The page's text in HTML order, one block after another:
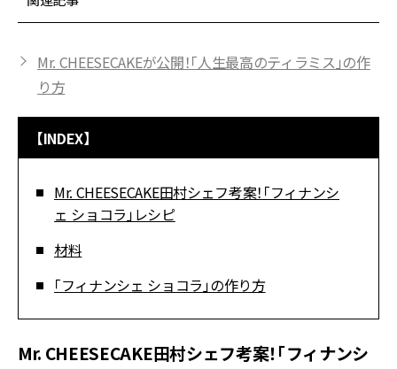
Mr. CHEESECAKEが公開！「人生最高のティラミス」の作
り方
【INDEX】
Mr. CHEESECAKE田村シェフ考案！「フィナンシ
ェ ショコラ」レシピ
材料
「フィナンシェ ショコラ」の作り方
Mr. CHEESECAKE田村シェフ考案！「フィナンシ